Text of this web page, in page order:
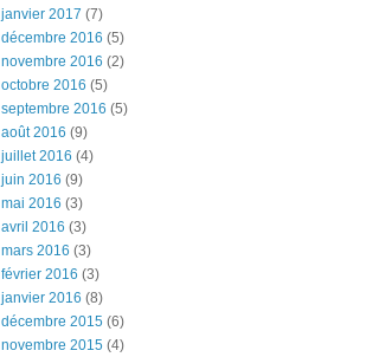
janvier 2017 (7)
décembre 2016 (5)
novembre 2016 (2)
octobre 2016 (5)
septembre 2016 (5)
août 2016 (9)
juillet 2016 (4)
juin 2016 (9)
mai 2016 (3)
avril 2016 (3)
mars 2016 (3)
février 2016 (3)
janvier 2016 (8)
décembre 2015 (6)
novembre 2015 (4)